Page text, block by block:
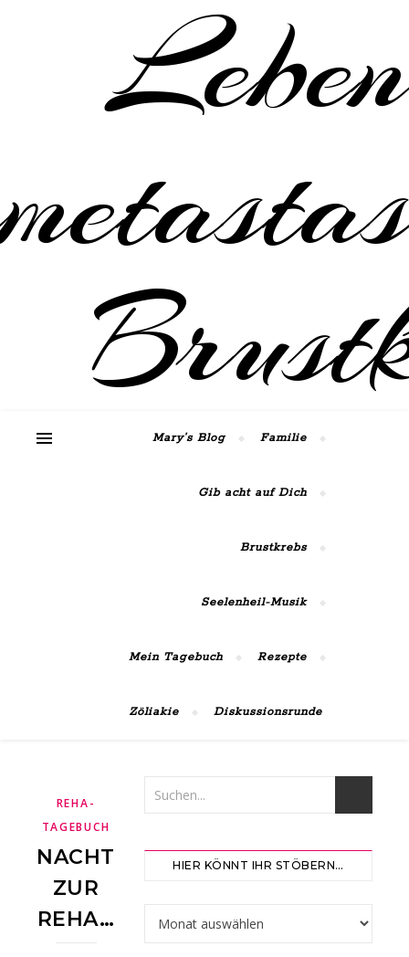
Mary’s Blog Familie
Gib acht auf Dich
Brustkrebs
Seelenheil-Musik
Mein Tagebuch Rezepte
Zöliakie Diskussionsrunde
REHA-
TAGEBUCH
NACHTRAG
ZUR
REHA…
HIER KÖNNT IHR STÖBERN…
Hier könnt ihr stöbern…